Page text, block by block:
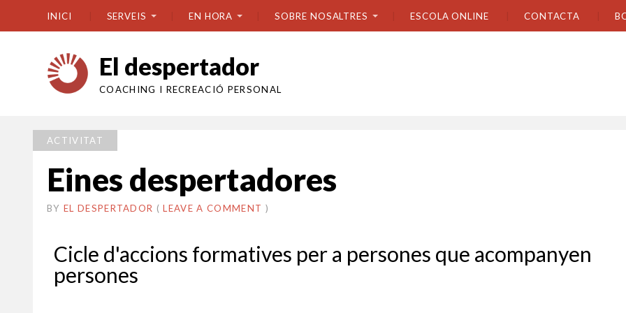
INICI SERVEIS EN HORA SOBRE NOSALTRES ESCOLA ONLINE CONTACTA
El despertador
COACHING I RECREACIÓ PERSONAL
ACTIVITAT
Eines despertadores
BY EL DESPERTADOR ON
23
•(LEAVE A COMMENT )
Cicle d'accions formatives per a persones que acompanyen
persones